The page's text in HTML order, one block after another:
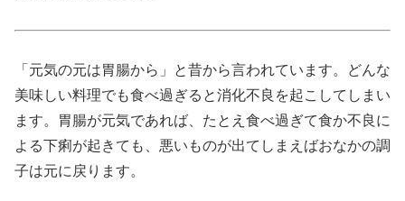
「元気の元は胃腸から」と昔から言われています。どんな
美味しい料理でも食べ過ぎると消化不良を起こしてしまい
ます。胃腸が元気であれば、たとえ食べ過ぎて食か不良に
よる下痢が起きても、悪いものが出てしまえばおなかの調
子は元に戻ります。